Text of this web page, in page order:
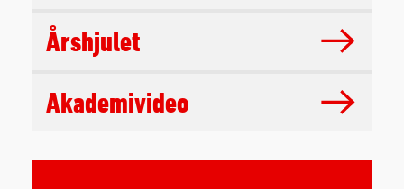
Årshjulet
Akademivideo